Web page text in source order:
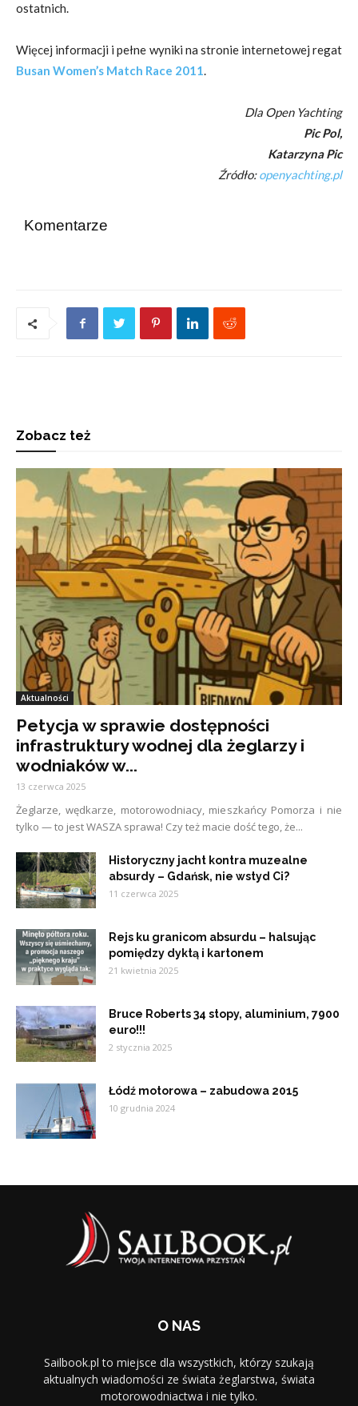
ostatnich.
Więcej informacji i pełne wyniki na stronie internetowej regat
Busan Women’s Match Race 2011.
Dla Open Yachting
Pic Pol,
Katarzyna Pic
Źródło:openyachting.pl
Komentarze
Zobacz też
Aktualności
Petycja w sprawie dostępności
infrastruktury wodnej dla żeglarzy i
wodniaków w...
13 czerwca 2025
Żeglarze, wędkarze, motorowodniacy, mieszkańcy Pomorza i nie
tylko — to jest WASZA sprawa! Czy też macie dość tego, że...
Historyczny jacht kontra muzealne
absurdy – Gdańsk, nie wstyd Ci?
11 czerwca 2025
Rejs ku granicom absurdu – halsując
pomiędzy dyktą i kartonem
21 kwietnia 2025
Bruce Roberts 34 stopy, aluminium, 7900
euro!!!
2 stycznia 2025
Łódź motorowa – zabudowa 2015
10 grudnia 2024
O NAS
Sailbook.pl to miejsce dla wszystkich, którzy szukają
aktualnych wiadomości ze świata żeglarstwa, świata
motorowodniactwa i nie tylko.